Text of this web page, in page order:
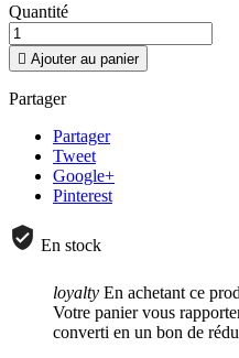
Quantité
 Ajouter au panier
Partager
Partager
Tweet
Google+
Pinterest
En stock
loyalty En achetant ce
Votre panier vous
converti en un bon de